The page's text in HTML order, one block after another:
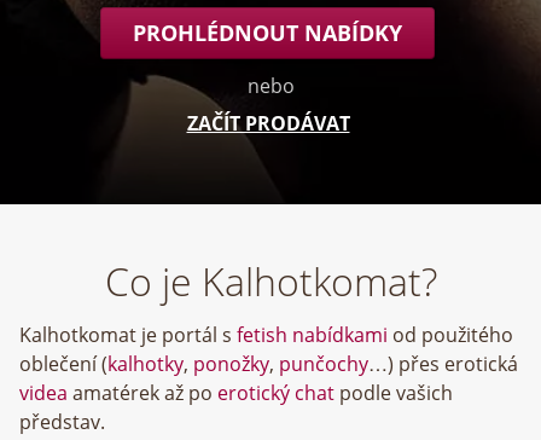
PROHLÉDNOUT NABÍDKY
nebo
ZAČÍT PRODÁVAT
Co je Kalhotkomat?
Kalhotkomat je portál s fetish nabídkami od použitého
oblečení (kalhotky, ponožky, punčochy…) přes erotická
videa amatérek až po erotický chat podle vašich
představ.